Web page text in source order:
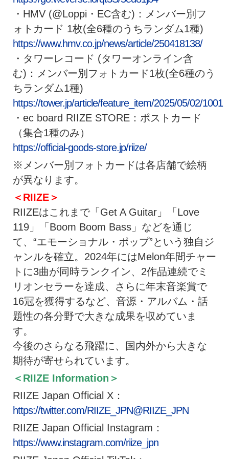
・HMV (@Loppi・EC含む)：メンバー別フ
ォトカード 1枚(全6種のうちランダム1種)
https://www.hmv.co.jp/news/article/250418138/
・タワーレコード (タワーオンライン含
む)：メンバー別フォトカード1枚(全6種のう
ちランダム1種)
https://tower.jp/article/feature_item/2025/05/02/1001
・ec board RIIZE STORE：ポストカード
（集合1種のみ）
https://official-goods-store.jp/riize/
※メンバー別フォトカードは各店舗で絵柄
が異なります。
＜RIIZE＞
RIIZEはこれまで「Get A Guitar」「Love
119」「Boom Boom Bass」などを通じ
て、“エモーショナル・ポップ”という独自ジ
ャンルを確立。2024年にはMelon年間チャー
トに3曲が同時ランクイン、2作品連続でミ
リオンセラーを達成、さらに年末音楽賞で
16冠を獲得するなど、音源・アルバム・話
題性の各分野で大きな成果を収めていま
す。
今後のさらなる飛躍に、国内外から大きな
期待が寄せられています。
＜RIIZE Information＞
RIIZE Japan Official X：
https://twitter.com/RIIZE_JPN@RIIZE_JPN
RIIZE Japan Official Instagram：
https://www.instagram.com/riize_jpn